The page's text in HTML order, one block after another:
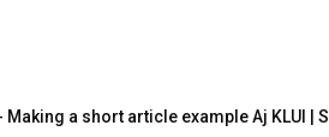
Making a short article example Aj KLUI |